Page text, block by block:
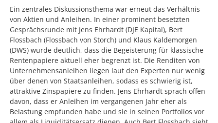
Ein zentrales Diskussionsthema war erneut das Verhältnis
von Aktien und Anleihen. In einer prominent besetzten
Gesprächsrunde mit Jens Ehrhardt (DJE Kapital), Bert
Flossbach (Flossbach von Storch) und Klaus Kaldemorgen
(DWS) wurde deutlich, dass die Begeisterung für klassische
Rentenpapiere aktuell eher begrenzt ist. Die Renditen von
Unternehmensanleihen liegen laut den Experten nur wenig
über denen von Staatsanleihen, sodass es schwierig ist,
attraktive Zinspapiere zu finden. Jens Ehrhardt sprach offen
davon, dass er Anleihen im vergangenen Jahr eher als
Belastung empfunden habe und sie in seinen Portfolios vor